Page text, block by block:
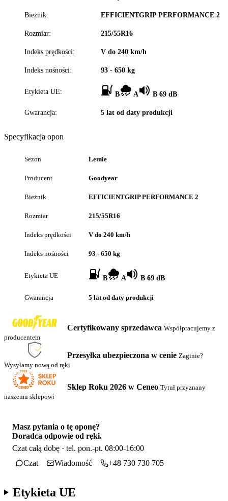
Bieżnik: EFFICIENTGRIP PERFORMANCE 2
Rozmiar: 215/55R16
Indeks prędkości: V do 240 km/h
Indeks nośności: 93 - 650 kg
Etykieta UE: B A B 69 dB
Gwarancja: 5 lat od daty produkcji
Specyfikacja opon
Sezon Letnie
Producent Goodyear
Bieżnik EFFICIENTGRIP PERFORMANCE 2
Rozmiar 215/55R16
Indeks prędkości V do 240 km/h
Indeks nośności 93 - 650 kg
Etykieta UE B A B 69 dB
Gwarancja 5 lat od daty produkcji
Certyfikowany sprzedawca Współpracujemy z
producentem
Przesyłka ubezpieczona w cenie Zaginie?
Wysyłamy nową od ręki
Sklep Roku 2026 w Ceneo Tytuł przyznany
naszemu sklepowi
Masz pytania o tę oponę?
Doradca odpowie od ręki.
Czat całą dobę · tel. pon.-pt. 08:00-16:00
Czat
Wiadomość +48 730 730 705
Etykieta UE